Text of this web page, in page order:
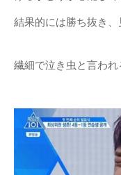
結果的には勝ち抜き、
繊細で泣き虫と言われ